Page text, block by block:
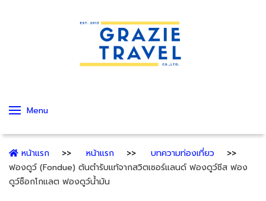
Menu
หน้าแรก หน้าแรก
บทความท่องเที่ยว
ฟองดูว์ (Fondue) ต้นตำรับแท้จากสวิตเซอร์แลนด์ ฟองดูว์ชีส ฟอง
ดูว์ช็อกโกแลต ฟองดูว์น้ำมัน